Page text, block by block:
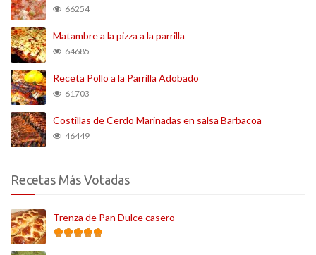
66254
Matambre a la pizza a la parrilla
64685
Receta Pollo a la Parrilla Adobado
61703
Costillas de Cerdo Marinadas en salsa Barbacoa
46449
Recetas Más Votadas
Trenza de Pan Dulce casero